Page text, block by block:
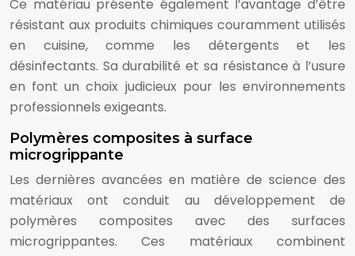
Ce matériau présente également l’avantage d’être
résistant aux produits chimiques couramment utilisés
en cuisine, comme les détergents et les
désinfectants. Sa durabilité et sa résistance à l’usure
en font un choix judicieux pour les environnements
professionnels exigeants.
Polymères composites à surface
microgrippante
Les dernières avancées en matière de science des
matériaux ont conduit au développement de
polymères composites avec des surfaces
microgrippantes. Ces matériaux combinent